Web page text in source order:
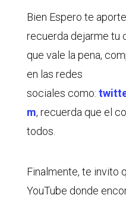
Bien Espero te
recuerda dejarme tu
que vale la pena,
en las redes
sociales como:
m, recuerda que el
todos.
Finalmente, te invito
YouTube donde